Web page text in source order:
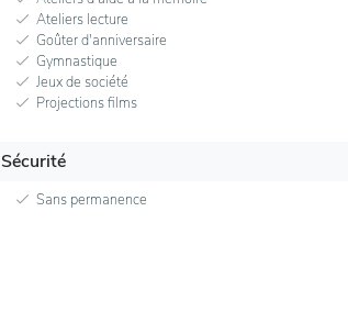
Ateliers lecture
Goûter d'anniversaire
Gymnastique
Jeux de société
Projections films
Sécurité
Sans permanence